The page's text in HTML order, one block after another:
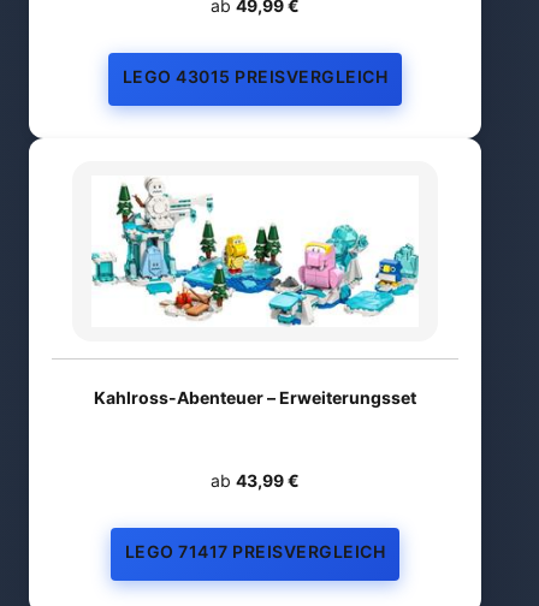
ab 49,99 €
LEGO 43015 PREISVERGLEICH
Kahlross-Abenteuer – Erweiterungsset
ab 43,99 €
LEGO 71417 PREISVERGLEICH